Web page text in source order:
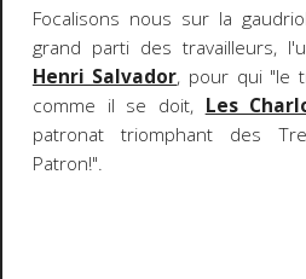
Focalisons nous sur la
grand parti des travailleurs,
Henri Salvador, pour qui "le
comme il se doit, Les
patronat triomphant des
Patron!".